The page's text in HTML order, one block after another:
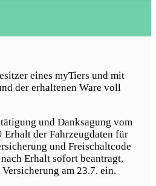
eines myTiers und mit
der erhaltenen Ware voll
und Danksagung vom
der Fahrzeugdaten für
und Freischaltcode
Erhalt sofort beantragt,
am 23.7. ein.